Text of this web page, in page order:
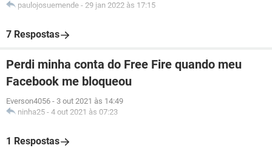
paulojosuemende - 29 jan 2022 às 17:15
7 Respostas
Perdi minha conta do Free Fire quando meu
Facebook me bloqueou
Everson4056 - 3 out 2021 às 14:49
ninha25 - 4 out 2021 às 07:23
1 Respostas